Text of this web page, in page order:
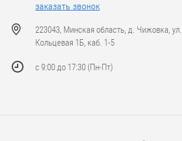
заказать звонок
223043, Минская область, д. Чижовка, ул.
Кольцевая 1Б, каб. 1-5
с 9:00 до 17:30 (Пн-Пт)